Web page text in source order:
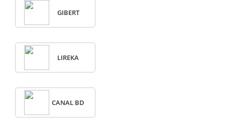
GIBERT
LIREKA
CANAL BD